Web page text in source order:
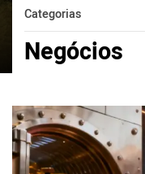
日本語
中文
한국어
العربية
ไทย
Categorias
Negócios